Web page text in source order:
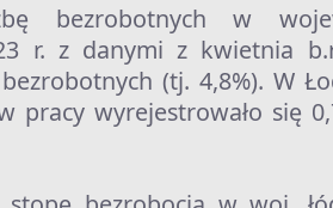
bezrobotnych w
r. z danymi z kwietnia
(tj. 4,8%). W
pracy wyrejestrowało się